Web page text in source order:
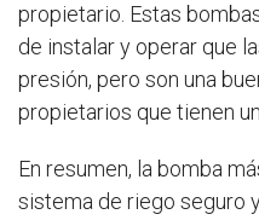
propietario. Estas
de instalar y operar que
presión, pero son una
propietarios que tienen
En resumen, la bomba
sistema de riego seguro